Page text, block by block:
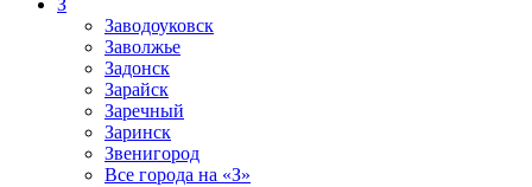
З
Заводоуковск
Заволжье
Задонск
Зарайск
Заречный
Заринск
Звенигород
Все города на «З»